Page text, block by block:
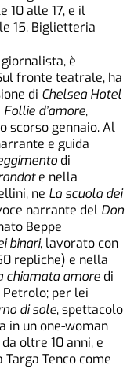
10 alle 17, e il
15. Biglietteria
è
fronte teatrale, ha
di Chelsea Hotel
Follie d’amore,
scorso gennaio. Al
e guida
di
e nella
ne La scuola dei
narrante del Don
Beppe
binari, lavorato con
repliche) e nella
chiamata amore di
Petrolo; per lei
di sole, spettacolo
in un one-woman
oltre 10 anni, e
Targa Tenco come